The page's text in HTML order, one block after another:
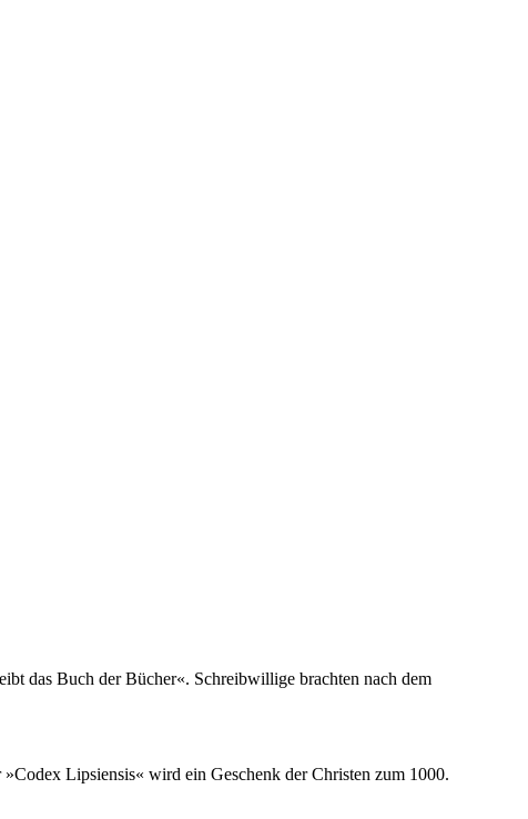
das Buch der Bücher«. Schreibwillige brachten nach dem
Lipsiensis« wird ein Geschenk der Christen zum 1000.